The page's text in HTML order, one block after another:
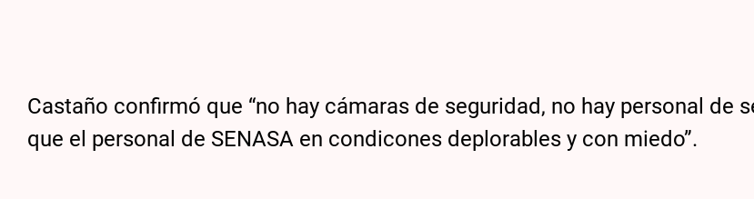
Castaño confirmó que “no hay cámaras de seguridad, no hay personal de
que el personal de SENASA en condicones deplorables y con miedo”.